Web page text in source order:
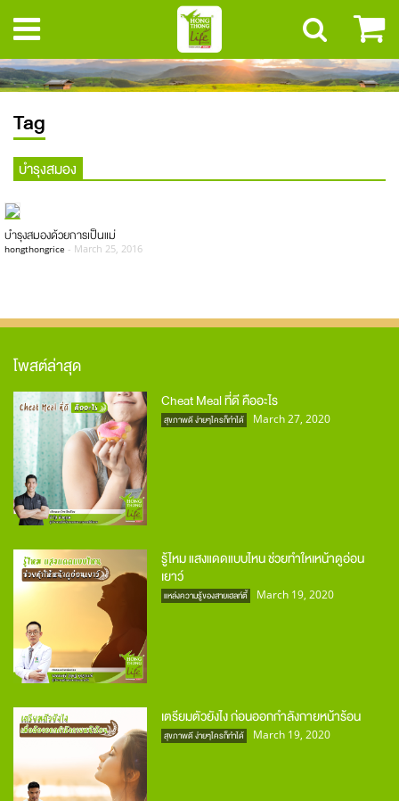
Tag
บำรุงสมอง
บำรุงสมองด้วยการเป็นแม่
hongthongrice - March 25, 2016
โพสต์ล่าสุด
Cheat Meal ที่ดี คืออะไร
สุขภาพดี ง่ายๆใครก็ทำได้ March 27, 2020
รู้ไหม แสงแดดแบบไหน ช่วยทำใหเหน้าดูอ่อน
เยาว์
แหล่งความรู้ของสายเฮลท์ตี้ March 19, 2020
เตรียมตัวยังไง ก่อนออกกำลังกายหน้าร้อน
สุขภาพดี ง่ายๆใครก็ทำได้ March 19, 2020